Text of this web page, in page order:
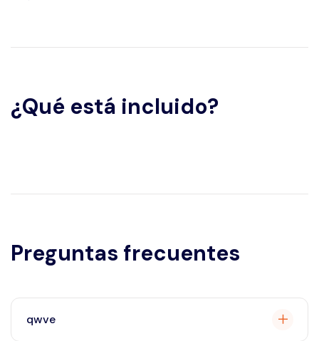
¿Qué está incluido?
Preguntas frecuentes
qwve